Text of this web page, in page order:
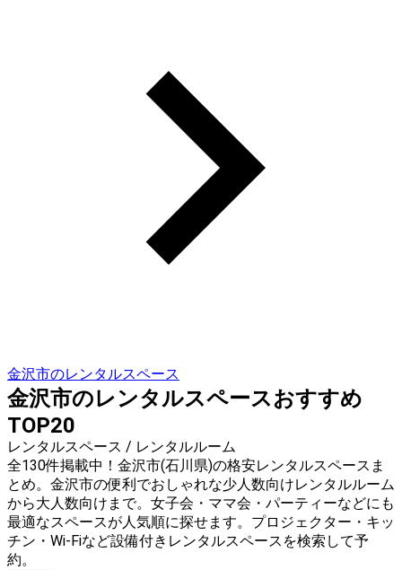
金沢市のレンタルスペース
金沢市のレンタルスペースおすすめ
TOP20
レンタルスペース / レンタルルーム
全130件掲載中！金沢市(石川県)の格安レンタルスペースま
とめ。金沢市の便利でおしゃれな少人数向けレンタルルーム
から大人数向けまで。女子会・ママ会・パーティーなどにも
最適なスペースが人気順に探せます。プロジェクター・キッ
チン・Wi-Fiなど設備付きレンタルスペースを検索して予
約。